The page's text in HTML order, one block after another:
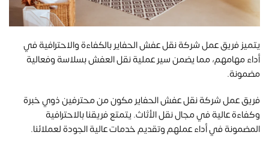
يتميز فريق عمل شركة نقل عفش الحفاير بالكفاءة والاحترافية في
أداء مهامهم، مما يضمن سير عملية نقل العفش بسلاسة وفعالية
مضمونة.
فريق عمل شركة نقل عفش الحفاير مكون من محترفين ذوي خبرة
وكفاءة عالية في مجال نقل الأثاث. يتمتع فريقنا بالاحترافية
المضمونة في أداء عملهم وتقديم خدمات عالية الجودة لعملائنا.